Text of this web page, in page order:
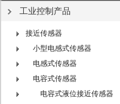
工业控制产品
接近传感器
小型电感式传感器
电感式传感器
电容式传感器
电容式液位接近传感器